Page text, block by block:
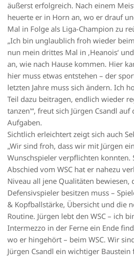
äußerst erfolgreich. Nach einem
heuerte er in Horn an, wo er drauf
Mal in Folge als Liga-Champion zu
„Ich bin unglaublich froh wieder
nun mein drittes Mal in ‚Heanois‘
an, wie nach Hause kommen. Hier
hier muss etwas entstehen – der
letzten Jahre muss sich ändern. Ich
Teil dazu beitragen, endlich wieder
tanzen'“, freut sich Jürgen Csandl
Aufgaben.
Sichtlich erleichtert zeigt sich auch
„Wir sind froh, dass wir mit Jürgen
Wunschspieler verpflichten konnten.
Abschied vom WSC hat er nahezu
Niveau all jene Qualitäten bewiesen,
Defensivspieler besitzen muss –
& Kopfballstärke, Übersicht und die
Routine. Jürgen lebt den WSC – ich
Intermezzo in der Ferne ein Ende
wo er hingehört – beim WSC. Wir
Jürgen Csandl ein wichtiger